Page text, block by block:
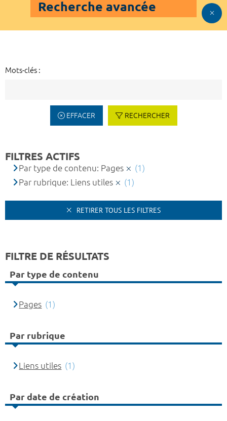
Recherche avancée
Mots-clés :
EFFACER RECHERCHER
FILTRES ACTIFS
Par type de contenu: Pages
(1)
Par rubrique: Liens utiles
(1)
RETIRER TOUS LES FILTRES
FILTRE DE RÉSULTATS
Par type de contenu
Pages (1)
Par rubrique
Liens utiles (1)
Par date de création